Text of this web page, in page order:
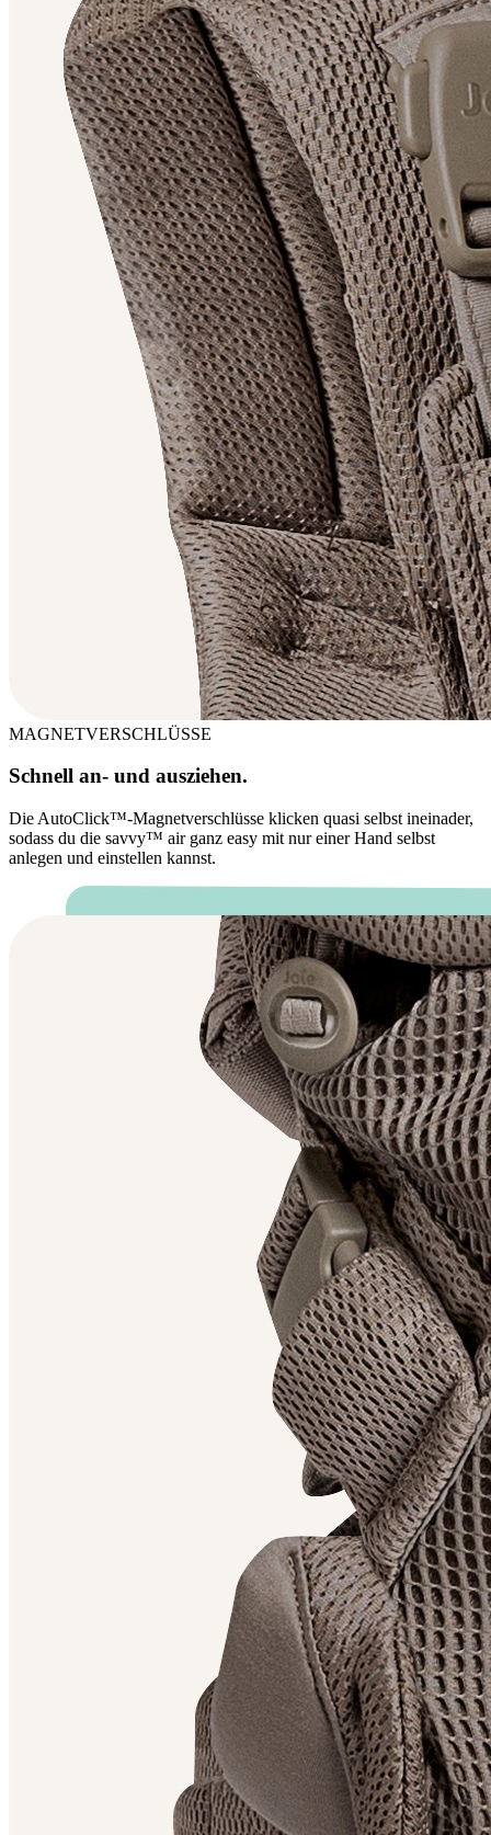
MAGNETVERSCHLÜSSE
Schnell an- und ausziehen.
Die AutoClick™-Magnetverschlüsse klicken quasi selbst ineinader,
sodass du die savvy™ air ganz easy mit nur einer Hand selbst
anlegen und einstellen kannst.